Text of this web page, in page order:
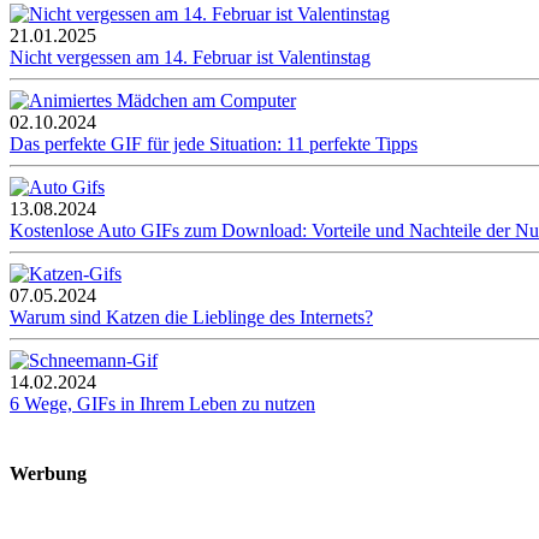
21.01.2025
Nicht vergessen am 14. Februar ist Valentinstag
02.10.2024
Das perfekte GIF für jede Situation: 11 perfekte Tipps
13.08.2024
Kostenlose Auto GIFs zum Download: Vorteile und Nachteile der
07.05.2024
Warum sind Katzen die Lieblinge des Internets?
14.02.2024
6 Wege, GIFs in Ihrem Leben zu nutzen
Werbung